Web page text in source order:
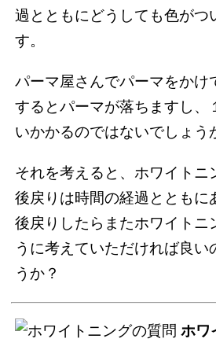
過とともにどうしても色がつ
す。
パーマ屋さんでパーマをかけ
するとパーマが落ちますし、
いかかるのではないでしょう
それを考えると、ホワイトニ
後戻りは時間の経過とともに
後戻りしたらまたホワイトニ
うに考えていただければ良い
うか？
ホワ